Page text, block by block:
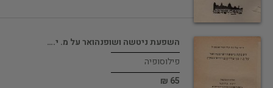
השפעת ניטשה ושופנהואר על מ. י.…
פילוסופיה
65 ₪